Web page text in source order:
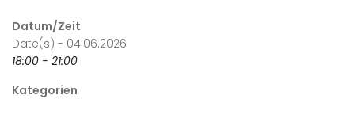
Datum/Zeit
Date(s) - 04.06.2026
18:00 - 21:00
Kategorien